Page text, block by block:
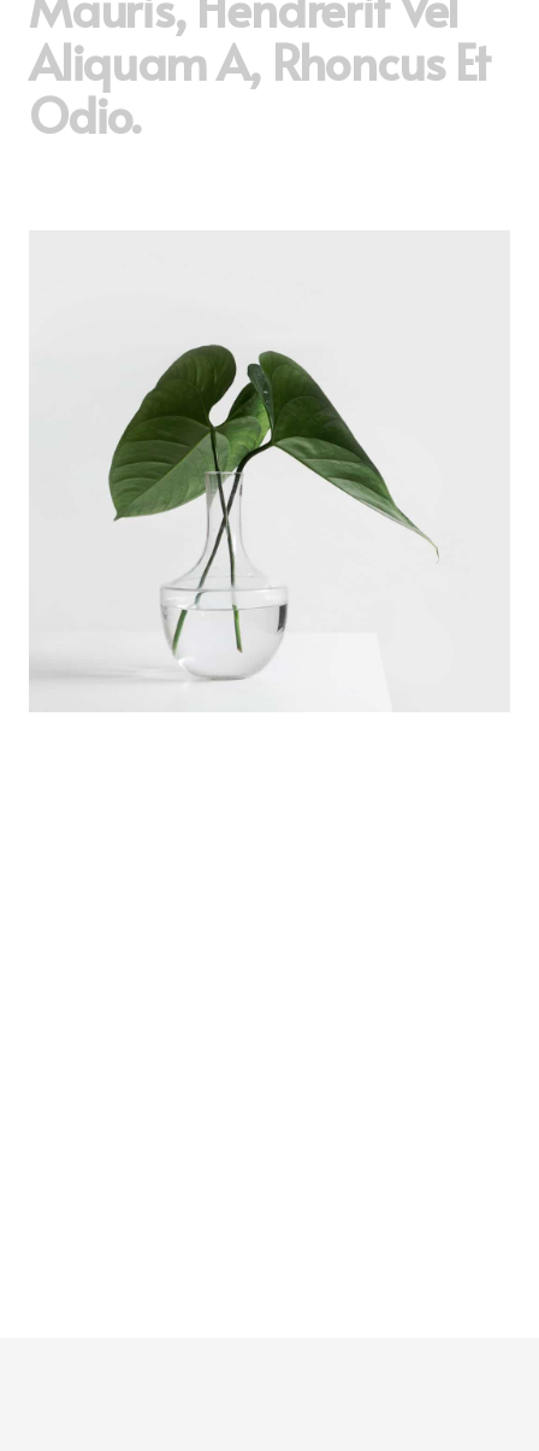
Aliquam A, Rhoncus Et
Odio.